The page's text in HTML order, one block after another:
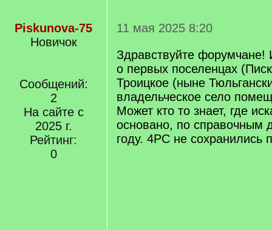
Piskunova-75
Новичок
Сообщений:
2
На сайте с
2025 г.
Рейтинг:
0
11 мая 2025 8:20
Здравствуйте
о первых поселенцах
Троицкое (ныне
владельческое село
Может кто то знает, где
основано, по справочным
году. 4РС не сохранились